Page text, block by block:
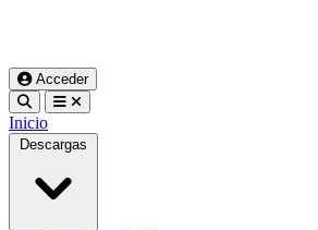
Acceder
Inicio
Descargas